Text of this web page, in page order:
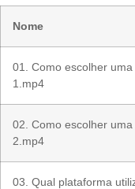
Nome
01. Como escolher
1.mp4
02. Como escolher
2.mp4
03. Qual plataforma